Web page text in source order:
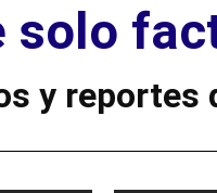
solo
y reportes